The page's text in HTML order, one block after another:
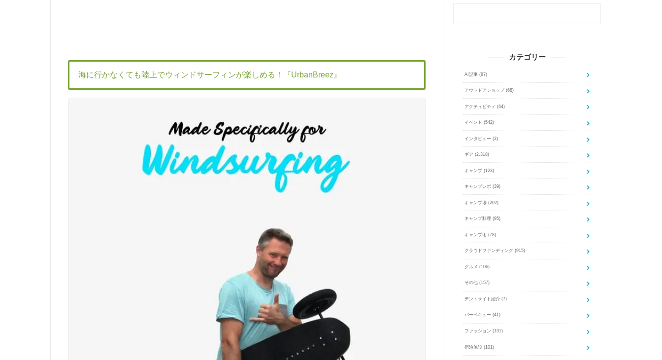
海に行かなくても陸上でウィンドサーフィンが楽しめる！『UrbanBreez』
カテゴリー
AI記事 (87)
アウトドアショップ (68)
アクティビティ (64)
イベント (542)
インタビュー (3)
ギア (2,318)
キャンプ (123)
キャンプレポ (39)
キャンプ場 (202)
キャンプ料理 (95)
キャンプ術 (78)
クラウドファンディング (915)
グルメ (106)
その他 (157)
テントサイト紹介 (7)
バーベキュー (41)
ファッション (131)
宿泊施設 (101)